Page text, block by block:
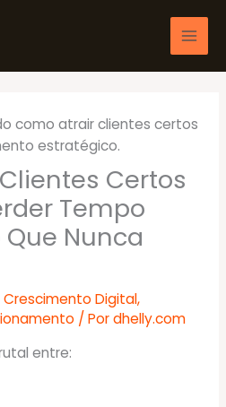
Certos
Tempo
Nunca
Crescimento Digital,
/ Pordhelly.com
entre: